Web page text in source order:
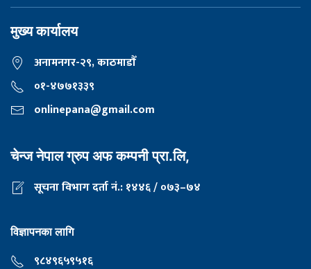
मुख्य कार्यालय
अनामनगर-२९, काठमाडाैँ
०१-४७७१३३९
onlinepana@gmail.com
चेन्ज नेपाल ग्रुप अफ कम्पनी प्रा.लि,
सूचना विभाग दर्ता नं.: १४४६ / ०७३–७४
विज्ञापनका लागि
९८४९६५९५१६